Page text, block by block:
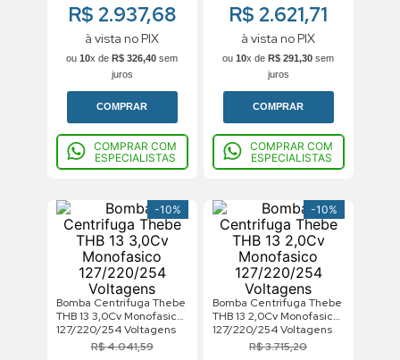
R$ 2.937,68
à vista no PIX
ou 10x de R$ 326,40 sem
juros
COMPRAR
COMPRAR COM
ESPECIALISTAS
R$ 2.621,71
à vista no PIX
ou 10x de R$ 291,30 sem
juros
COMPRAR
COMPRAR COM
ESPECIALISTAS
-10%
Bomba Centrifuga Thebe
THB 13 3,0Cv Monofasico
127/220/254 Voltagens
R$4.041,59
-10%
Bomba Centrifuga Thebe
THB 13 2,0Cv Monofasico
127/220/254 Voltagens
R$3.715,20